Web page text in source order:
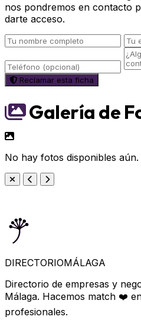
nos pondremos en contacto
darte acceso.
Reclamar esta ficha
Galería de
No hay fotos disponibles aún.
DIRECTORIOMÁLAGA
Directorio de empresas y
Málaga. Hacemos match ❤️
profesionales.